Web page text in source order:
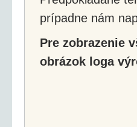
prípadne nám
Pre zobrazenie
obrázok loga